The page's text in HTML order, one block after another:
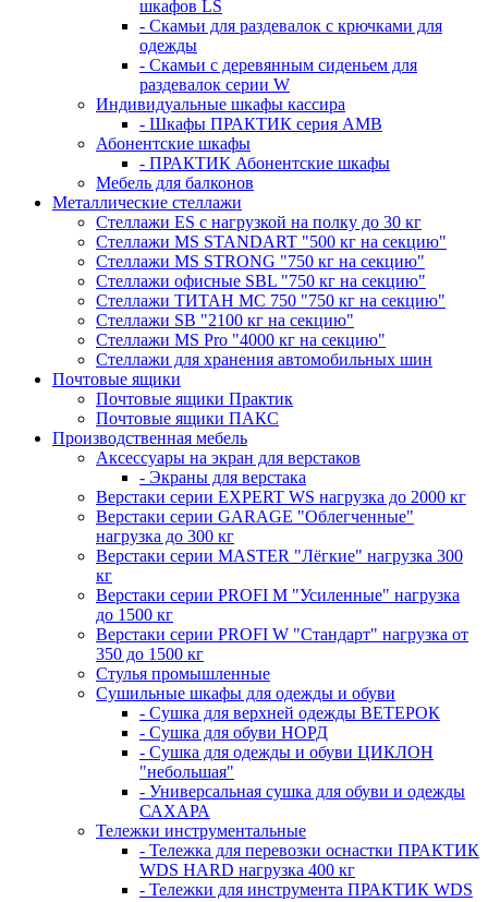
шкафов LS
- Скамьи для раздевалок с крючками для
одежды
- Скамьи с деревянным сиденьем для
раздевалок серии W
Индивидуальные шкафы кассира
- Шкафы ПРАКТИК серия AMB
Абонентские шкафы
- ПРАКТИК Абонентские шкафы
Мебель для балконов
Металлические стеллажи
Стеллажи ES с нагрузкой на полку до 30 кг
Стеллажи MS STANDART "500 кг на секцию"
Стеллажи MS STRONG "750 кг на секцию"
Стеллажи офисные SBL "750 кг на секцию"
Стеллажи ТИТАН МС 750 "750 кг на секцию"
Стеллажи SB "2100 кг на секцию"
Стеллажи MS Pro "4000 кг на секцию"
Стеллажи для хранения автомобильных шин
Почтовые ящики
Почтовые ящики Практик
Почтовые ящики ПАКС
Производственная мебель
Аксессуары на экран для верстаков
- Экраны для верстака
Верстаки серии EXPERT WS нагрузка до 2000 кг
Верстаки серии GARAGE "Облегченные"
нагрузка до 300 кг
Верстаки серии MASTER "Лёгкие" нагрузка 300
кг
Верстаки серии PROFI M "Усиленные" нагрузка
до 1500 кг
Верстаки серии PROFI W "Стандарт" нагрузка от
350 до 1500 кг
Стулья промышленные
Сушильные шкафы для одежды и обуви
- Сушка для верхней одежды ВЕТЕРОК
- Сушка для обуви НОРД
- Сушка для одежды и обуви ЦИКЛОН
"небольшая"
- Универсальная сушка для обуви и одежды
САХАРА
Тележки инструментальные
- Тележка для перевозки оснастки ПРАКТИК
WDS HARD нагрузка 400 кг
- Тележки для инструмента ПРАКТИК WDS